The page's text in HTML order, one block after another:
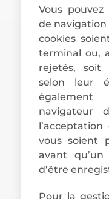
Vous
de
cookies
terminal ou,
rejetés, soit
selon leur
navigateur
vous soient
avant
d’être
Pour la